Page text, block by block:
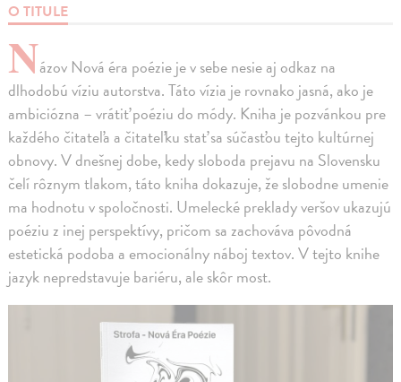
O TITULE
Názov Nová éra poézie je v sebe nesie aj odkaz na
dlhodobú víziu autorstva. Táto vízia je rovnako jasná, ako je
ambiciózna – vrátiť poéziu do módy. Kniha je pozvánkou pre
každého čitateľa a čitateľku stať sa súčasťou tejto kultúrnej
obnovy. V dnešnej dobe, kedy sloboda prejavu na Slovensku
čelí rôznym tlakom, táto kniha dokazuje, že slobodne umenie
ma hodnotu v spoločnosti. Umelecké preklady veršov ukazujú
poéziu z inej perspektívy, pričom sa zachováva pôvodná
estetická podoba a emocionálny náboj textov. V tejto knihe
jazyk nepredstavuje bariéru, ale skôr most.